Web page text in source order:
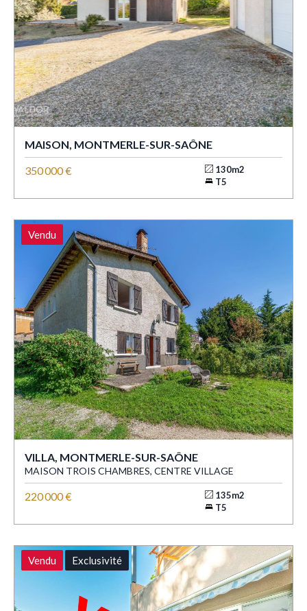
MAISON, MONTMERLE-SUR-SAÔNE
350 000 €
130m2
T5
Vendu
VILLA, MONTMERLE-SUR-SAÔNE
MAISON TROIS CHAMBRES, CENTRE VILLAGE
220 000 €
135m2
T5
Vendu Exclusivité